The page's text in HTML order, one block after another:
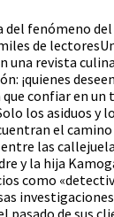
del fenómeno
de
una revista
¡quienes
confiar en un
los asiduos y
el
las
y la hija
como